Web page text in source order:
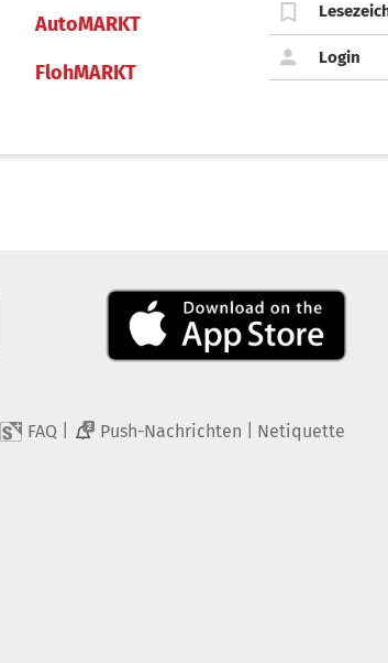
AutoMARKT
FlohMARKT
Login
FAQ 2 Push-Nachrichten Netiquette